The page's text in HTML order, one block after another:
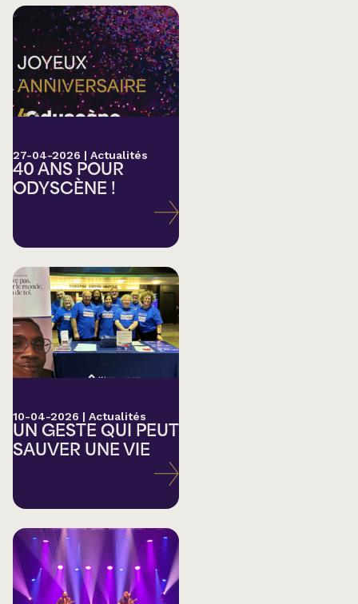
27-04-2026 | Actualités
40 ANS POUR
ODYSCÈNE !
10-04-2026 | Actualités
UN GESTE QUI PEUT
SAUVER UNE VIE